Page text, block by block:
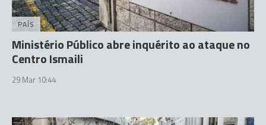
PAÍS
Ministério Público abre inquérito ao ataque no
Centro Ismaili
29 Mar 10:44